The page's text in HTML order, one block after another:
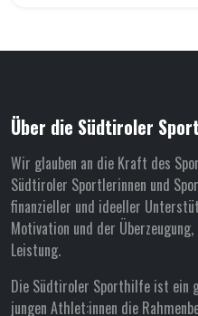
Über die Südtiroler
Wir glauben an die Kraft des
Südtiroler Sportlerinnen und
finanzieller und ideeller
Motivation und der
Leistung.
Die Südtiroler Sporthilfe ist ein
jungen Athlet:innen die